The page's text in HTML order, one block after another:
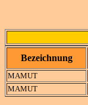
Bezeichnung
MAMUT
MAMUT